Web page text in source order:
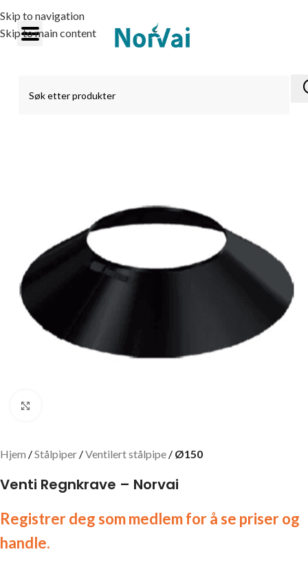
Skip to navigation
Skip to main content
Hjem Stålpiper Ventilert stålpipe Ø150
Venti Regnkrave – Norvai
Registrer deg som medlem for å se priser og
handle.